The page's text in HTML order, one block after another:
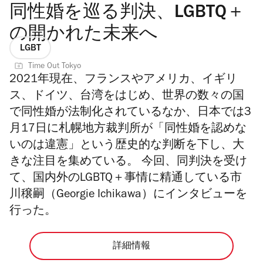
同性婚を巡る判決、LGBTQ＋
の開かれた未来へ
LGBT
Time Out Tokyo
2021年現在、フランスやアメリカ、イギリ
ス、ドイツ、台湾をはじめ、世界の数々の国
で同性婚が法制化されているなか、日本では3
月17日に札幌地方裁判所が「同性婚を認めな
いのは違憲」という歴史的な判断を下し、大
きな注目を集めている。 今回、同判決を受け
て、国内外のLGBTQ＋事情に精通している市
川穣嗣（Georgie Ichikawa）にインタビューを
行った。
詳細情報